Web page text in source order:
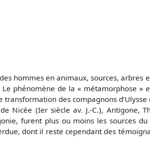
hommes en animaux, sources, arbres
phénomène de la « métamorphose »
des compagnons d’Ulysse
Nicée (Ier siècle av. J.-C.), Antigone,
furent plus ou moins les sources
dont il reste cependant des